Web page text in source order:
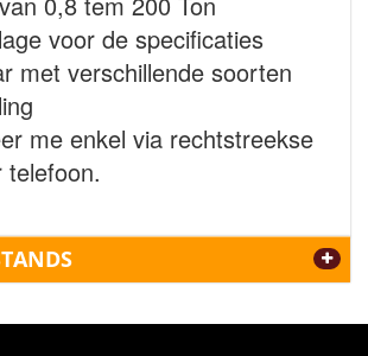
voor de specificaties
met verschillende soorten
me enkel via rechtstreekse
telefoon.